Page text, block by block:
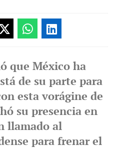
que México ha
de su parte para
esta vorágine de
su presencia en
llamado al
para frenar el